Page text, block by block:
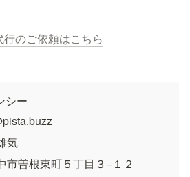
のご依頼はこちら
シー
気
市曽根東町５丁目３−１２